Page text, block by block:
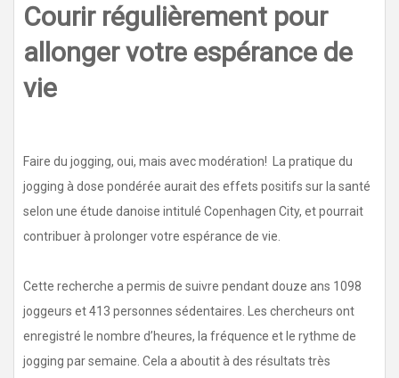
Courir régulièrement pour
allonger votre espérance de
vie
Faire du jogging, oui, mais avec modération! La pratique du
jogging à dose pondérée aurait des effets positifs sur la santé
selon une étude danoise intitulé Copenhagen City, et pourrait
contribuer à prolonger votre espérance de vie.
Cette recherche a permis de suivre pendant douze ans 1098
joggeurs et 413 personnes sédentaires. Les chercheurs ont
enregistré le nombre d’heures, la fréquence et le rythme de
jogging par semaine. Cela a aboutit à des résultats très